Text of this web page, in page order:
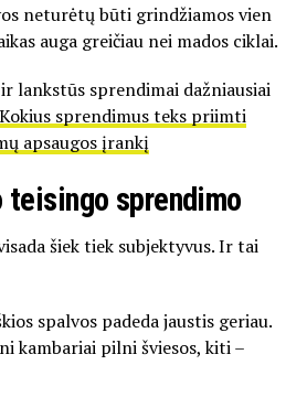
neturėtų būti grindžiamos vien
auga greičiau nei mados ciklai.
lankstūs sprendimai dažniausiai
Kokius sprendimus teks priimti
apsaugos įrankį
teisingo sprendimo
šiek tiek subjektyvus. Ir tai
spalvos padeda jaustis geriau.
kambariai pilni šviesos, kiti –